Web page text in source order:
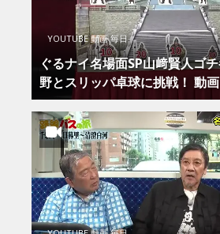
YOUTUBE 動画 毎日
ぐるナイ名場面SP山﨑賢人ゴ
野とスリッパ卓球に挑戦！ 動